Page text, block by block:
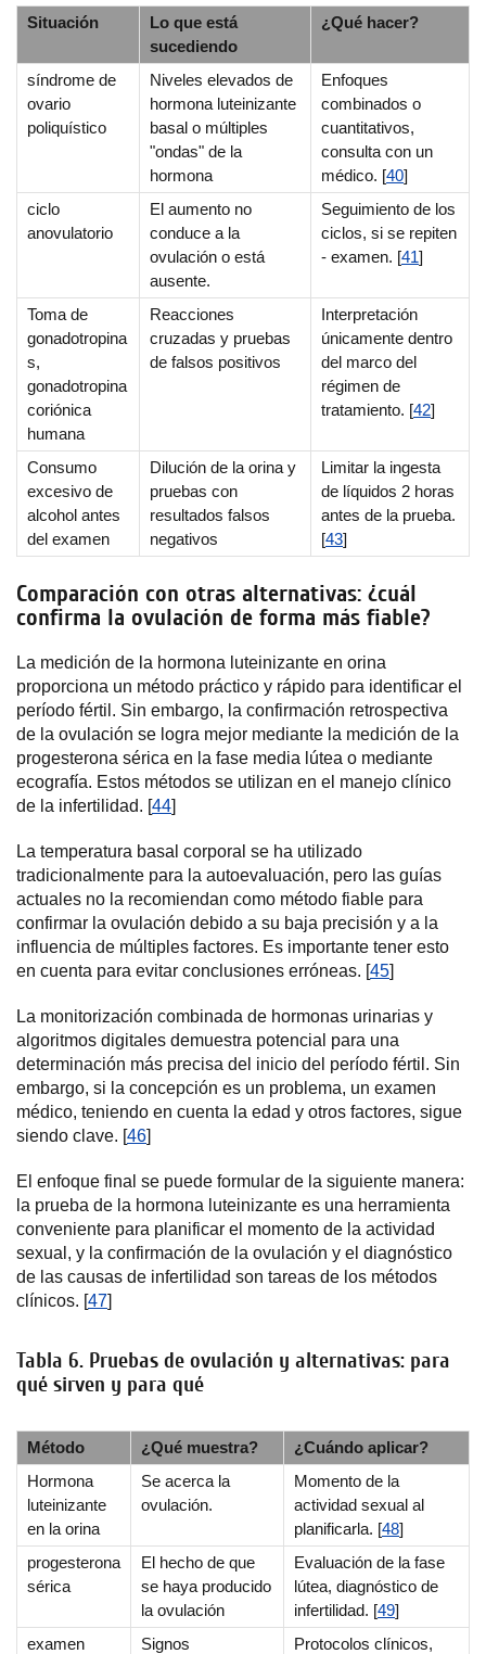
Situación
Lo que está
sucediendo
¿Qué hacer?
síndrome de
ovario
poliquístico
Niveles elevados de
hormona luteinizante
basal o múltiples
"ondas" de la
hormona
Enfoques
combinados o
cuantitativos,
consulta con un
médico. [40]
ciclo
anovulatorio
El aumento no
conduce a la
ovulación o está
ausente.
Seguimiento de los
ciclos, si se repiten
- examen. [41]
Toma de
gonadotropina
s,
gonadotropina
coriónica
humana
Reacciones
cruzadas y pruebas
de falsos positivos
Interpretación
únicamente dentro
del marco del
régimen de
tratamiento. [42]
Consumo
excesivo de
alcohol antes
del examen
Dilución de la orina y
pruebas con
resultados falsos
negativos
Limitar la ingesta
de líquidos 2 horas
antes de la prueba.
[43]
Comparación con otras alternativas: ¿cuál
confirma la ovulación de forma más fiable?
La medición de la hormona luteinizante en orina
proporciona un método práctico y rápido para identificar el
período fértil. Sin embargo, la confirmación retrospectiva
de la ovulación se logra mejor mediante la medición de la
progesterona sérica en la fase media lútea o mediante
ecografía. Estos métodos se utilizan en el manejo clínico
de la infertilidad. [44]
La temperatura basal corporal se ha utilizado
tradicionalmente para la autoevaluación, pero las guías
actuales no la recomiendan como método fiable para
confirmar la ovulación debido a su baja precisión y a la
influencia de múltiples factores. Es importante tener esto
en cuenta para evitar conclusiones erróneas. [45]
La monitorización combinada de hormonas urinarias y
algoritmos digitales demuestra potencial para una
determinación más precisa del inicio del período fértil. Sin
embargo, si la concepción es un problema, un examen
médico, teniendo en cuenta la edad y otros factores, sigue
siendo clave. [46]
El enfoque final se puede formular de la siguiente manera:
la prueba de la hormona luteinizante es una herramienta
conveniente para planificar el momento de la actividad
sexual, y la confirmación de la ovulación y el diagnóstico
de las causas de infertilidad son tareas de los métodos
clínicos. [47]
Tabla 6. Pruebas de ovulación y alternativas: para
qué sirven y para qué
Método ¿Qué muestra?
¿Cuándo aplicar?
Hormona
luteinizante
en la orina
Se acerca la
ovulación.
Momento de la
actividad sexual al
planificarla. [48]
progesterona
sérica
El hecho de que
se haya producido
la ovulación
Evaluación de la fase
lútea, diagnóstico de
infertilidad. [49]
examen
Signos
Protocolos clínicos,